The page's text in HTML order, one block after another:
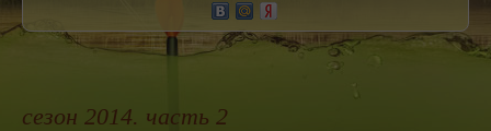
сезон 2014. часть 2